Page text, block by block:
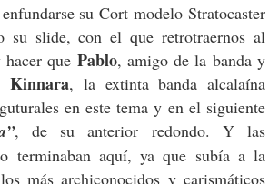
su Cort modelo Stratocaster
su slide, con el que retrotraernos al
que Pablo, amigo de la banda y
Kinnara, la extinta banda alcalaína
en este tema y en el siguiente
, de su anterior redondo. Y las
terminaban aquí, ya que subía a la
más archiconocidos y carismáticos